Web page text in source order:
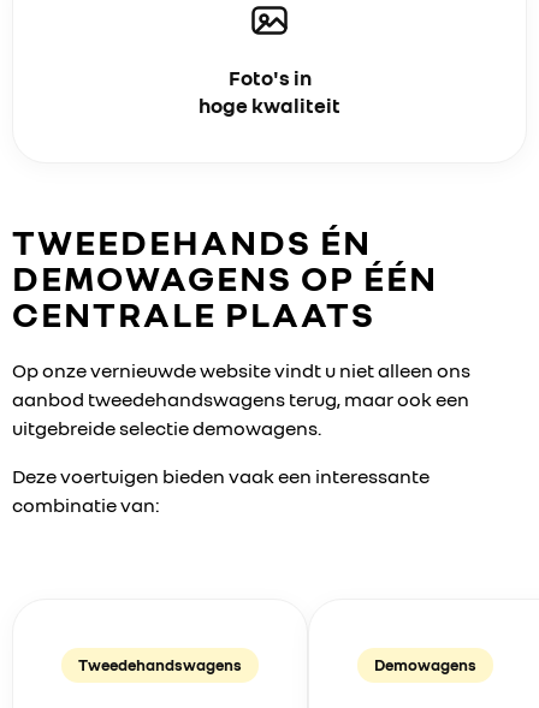
HOME
NAVERKOOP
VERHUUR
NIEUWS
OVER ONS
WERKEN BIJ
Foto's in
hoge kwaliteit
TWEEDEHANDS ÉN
DEMOWAGENS OP ÉÉN
CENTRALE PLAATS
Op onze vernieuwde website vindt u niet alleen ons
aanbod tweedehandswagens terug, maar ook een
uitgebreide selectie demowagens.
Deze voertuigen bieden vaak een interessante
combinatie van:
Tweedehandswagens Demowagens